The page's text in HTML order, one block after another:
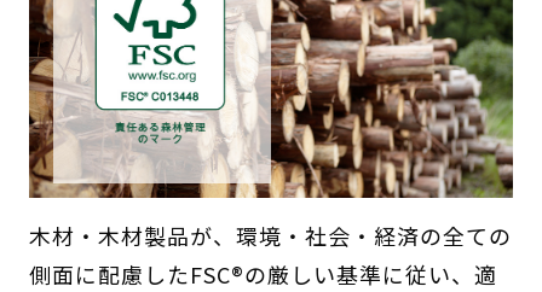
木材・木材製品が、環境・社会・経済の全ての
側面に配慮したFSC®の厳しい基準に従い、適